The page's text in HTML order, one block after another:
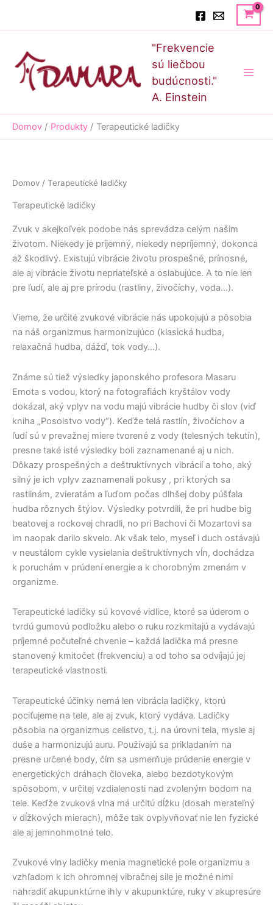
"Frekvencie
sú liečbou
budúcnosti."
A. Einstein
Domov Produkty Terapeutické ladičky
Domov / Terapeutické ladičky
Terapeutické ladičky
Zvuk v akejkoľvek podobe nás sprevádza celým našim
životom. Niekedy je príjemný, niekedy nepríjemný, dokonca
až škodlivý. Existujú vibrácie životu prospešné, prínosné,
ale aj vibrácie životu nepriateľské a oslabujúce. A to nie len
pre ľudí, ale aj pre prírodu (rastliny, živočíchy, voda…).
Vieme, že určité zvukové vibrácie nás upokojujú a pôsobia
na náš organizmus harmonizujúco (klasická hudba,
relaxačná hudba, dážď, tok vody…).
Známe sú tiež výsledky japonského profesora Masaru
Emota s vodou, ktorý na fotografiách kryštálov vody
dokázal, aký vplyv na vodu majú vibrácie hudby či slov (viď
kniha „Posolstvo vody“). Keďže telá rastlín, živočíchov a
ľudí sú v prevažnej miere tvorené z vody (telesných tekutín),
presne také isté výsledky boli zaznamenané aj u nich.
Dôkazy prospešných a deštruktívnych vibrácií a toho, aký
silný je ich vplyv zaznamenali pokusy , pri ktorých sa
rastlinám, zvieratám a ľuďom počas dlhšej doby púšťala
hudba rôznych štýlov. Výsledky potvrdili, že pri hudbe big
beatovej a rockovej chradli, no pri Bachovi či Mozartovi sa
im naopak darilo skvelo. Ak však telo, myseľ i duch ostávajú
v neustálom cykle vysielania deštruktívnych vĺn, dochádza
k poruchám v prúdení energie a k chorobným zmenám v
organizme.
Terapeutické ladičky sú kovové vidlice, ktoré sa úderom o
tvrdú gumovú podložku alebo o ruku rozkmitajú a vydávajú
príjemné počuteľné chvenie – každá ladička má presne
stanovený kmitočet (frekvenciu) a od toho sa odvíjajú jej
terapeutické vlastnosti.
Terapeutické účinky nemá len vibrácia ladičky, ktorú
pociťujeme na tele, ale aj zvuk, ktorý vydáva. Ladičky
pôsobia na organizmus celistvo, t.j. na úrovni tela, mysle aj
duše a harmonizujú auru. Používajú sa prikladaním na
presne určené body, čím sa usmerňuje prúdenie energie v
energetických dráhach človeka, alebo bezdotykovým
spôsobom, v určitej vzdialenosti nad zvoleným bodom na
tele. Keďže zvuková vlna má určitú dĺžku (dosah merateľný
v dĺžkových mierach), môže tak ovplyvňovať nie len fyzické
ale aj jemnohmotné telo.
Zvukové vlny ladičky menia magnetické pole organizmu a
vzhľadom k ich ohromnej vibračnej sile je možné nimi
nahradiť akupunktúrne ihly v akupunktúre, ruky v akupresúre